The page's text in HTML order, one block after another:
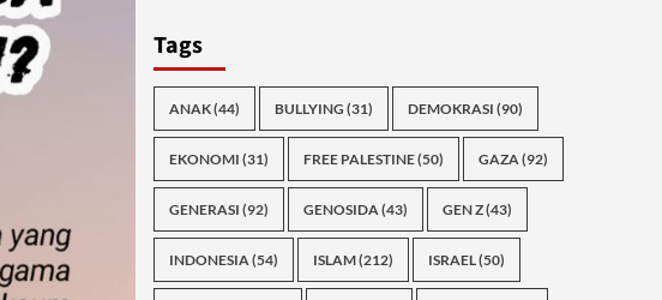
Tags
ANAK(44) BULLYING (31) DEMOKRASI (90)
EKONOMI (31) FREE PALESTINE(50) GAZA(92)
GENERASI (92) GENOSIDA(43) GEN Z(43)
INDONESIA(54) ISLAM(212) ISRAEL(50)